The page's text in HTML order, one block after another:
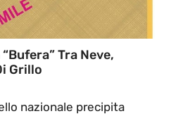
Tra Neve,
Grillo
nazionale precipita